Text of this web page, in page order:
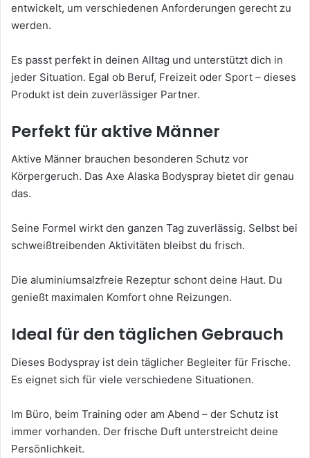
entwickelt, um verschiedenen Anforderungen gerecht zu
werden.
Es passt perfekt in deinen Alltag und unterstützt dich in
jeder Situation. Egal ob Beruf, Freizeit oder Sport – dieses
Produkt ist dein zuverlässiger Partner.
Perfekt für aktive Männer
Aktive Männer brauchen besonderen Schutz vor
Körpergeruch. Das Axe Alaska Bodyspray bietet dir genau
das.
Seine Formel wirkt den ganzen Tag zuverlässig. Selbst bei
schweißtreibenden Aktivitäten bleibst du frisch.
Die aluminiumsalzfreie Rezeptur schont deine Haut. Du
genießt maximalen Komfort ohne Reizungen.
Ideal für den täglichen Gebrauch
Dieses Bodyspray ist dein täglicher Begleiter für Frische.
Es eignet sich für viele verschiedene Situationen.
Im Büro, beim Training oder am Abend – der Schutz ist
immer vorhanden. Der frische Duft unterstreicht deine
Persönlichkeit.